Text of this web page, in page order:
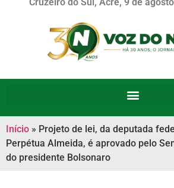
Início » Projeto de lei, da deputada
Perpétua Almeida, é aprovado pelo
do presidente Bolsonaro